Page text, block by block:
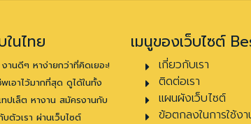
นไทย
านดีๆ หาง่ายกว่าที่คิดเยอะ!
เอาไว้มากที่สุด ดูได้ในทั้ง
ปเล็ต หางาน สมัครงานกับ
ตัวเรา ผ่านเว็บไซต์
เมนูของเว็บไซต์
เกี่ยวกับเรา
ติดต่อเรา
แผนผังเว็บไซต์
ข้อตกลงในการใช้งา